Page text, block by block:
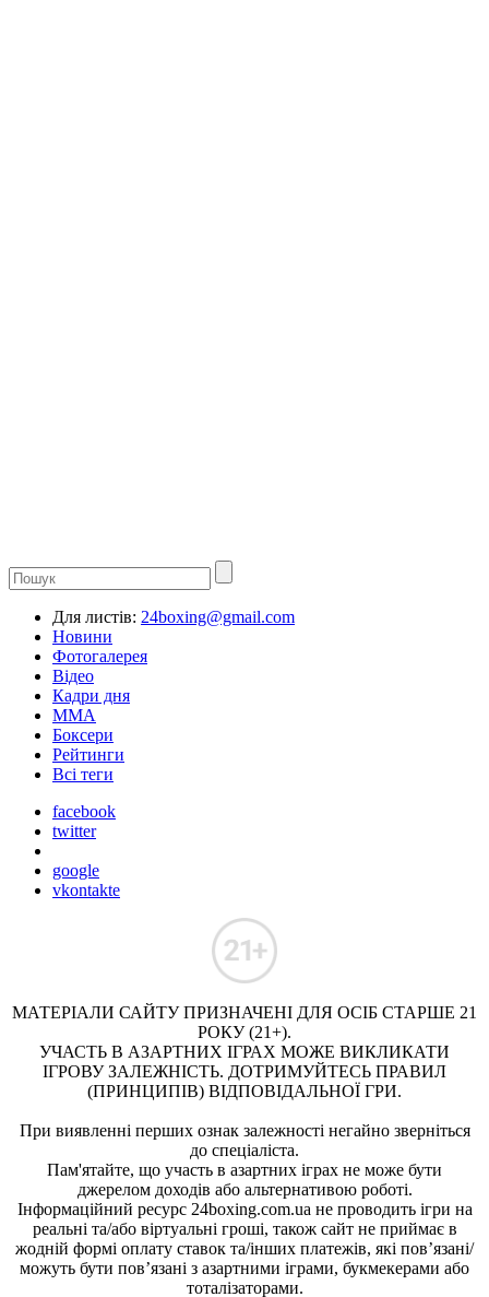
Для листів: 24boxing@gmail.com
Новини
Фотогалерея
Відео
Кадри дня
ММА
Боксери
Рейтинги
Всі теги
facebook
twitter
google
vkontakte
МАТЕРІАЛИ САЙТУ ПРИЗНАЧЕНІ ДЛЯ ОСІБ СТАРШЕ 21
РОКУ (21+).
УЧАСТЬ В АЗАРТНИХ ІГРАХ МОЖЕ ВИКЛИКАТИ
ІГРОВУ ЗАЛЕЖНІСТЬ. ДОТРИМУЙТЕСЬ ПРАВИЛ
(ПРИНЦИПІВ) ВІДПОВІДАЛЬНОЇ ГРИ.
При виявленні перших ознак залежності негайно зверніться
до спеціаліста.
Пам'ятайте, що участь в азартних іграх не може бути
джерелом доходів або альтернативою роботі.
Інформаційний ресурс 24boxing.com.ua не проводить ігри на
реальні та/або віртуальні гроші, також сайт не приймає в
жодній формі оплату ставок та/інших платежів, які пов’язані/
можуть бути пов’язані з азартними іграми, букмекерами або
тоталізаторами.